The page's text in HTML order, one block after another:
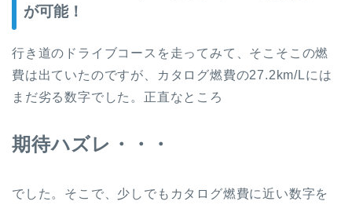
が可能！
行き道のドライブコースを走ってみて、そこそこの燃
費は出ていたのですが、カタログ燃費の27.2km/Lには
まだ劣る数字でした。正直なところ
期待ハズレ・・・
でした。そこで、少しでもカタログ燃費に近い数字を